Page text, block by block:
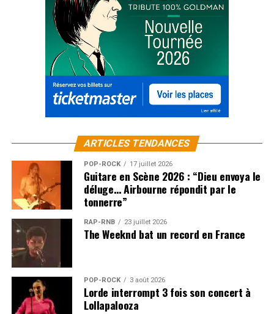
ARTICLES TENDANCES
POP-ROCK 17 juillet 2026
Guitare en Scène 2026 : “Dieu envoya le
déluge… Airbourne répondit par le
tonnerre”
RAP-RNB 23 juillet 2026
The Weeknd bat un record en France
POP-ROCK 3 août 2026
Lorde interrompt 3 fois son concert à
Lollapalooza